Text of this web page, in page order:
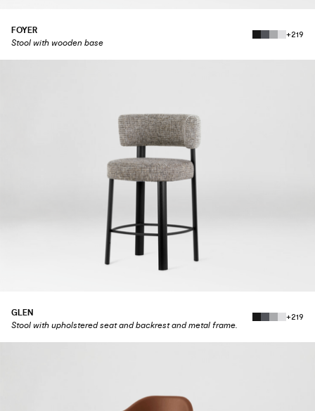
FOYER
Stool with wooden base
+219
GLEN
Stool with upholstered seat and backrest and metal frame.
+219